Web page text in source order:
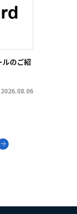
のご紹
2026.08.06